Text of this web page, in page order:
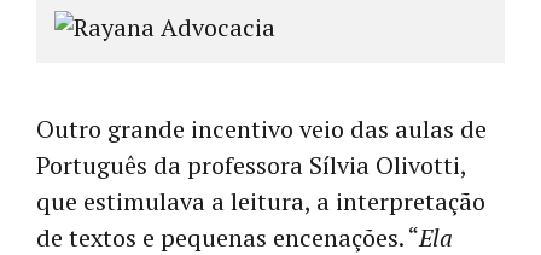
Outro grande incentivo veio das aulas de
Português da professora Sílvia Olivotti,
que estimulava a leitura, a interpretação
de textos e pequenas encenações. “Ela